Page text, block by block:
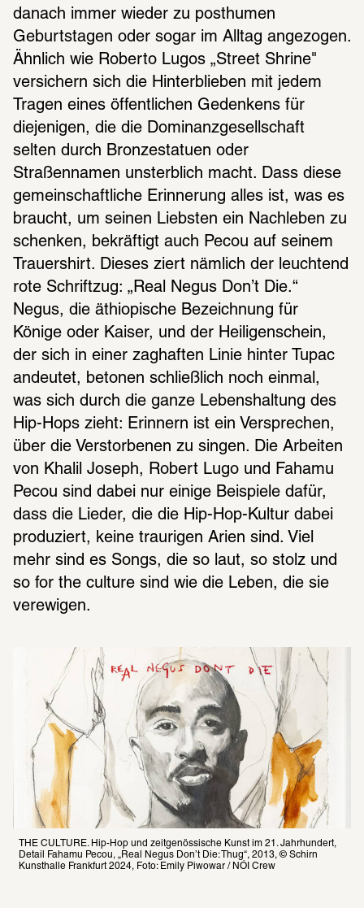
danach immer wieder zu posthumen
Geburtstagen oder sogar im Alltag angezogen.
Ähnlich wie Roberto Lugos „Street Shrine"
versichern sich die Hinterblieben mit jedem
Tragen eines öffentlichen Gedenkens für
diejenigen, die die Dominanzgesellschaft
selten durch Bronzestatuen oder
Straßennamen unsterblich macht. Dass diese
gemeinschaftliche Erinnerung alles ist, was es
braucht, um seinen Liebsten ein Nachleben zu
schenken, bekräftigt auch Pecou auf seinem
Trauershirt. Dieses ziert nämlich der leuchtend
rote Schriftzug: „Real Negus Don’t Die.“
Negus, die äthiopische Bezeichnung für
Könige oder Kaiser, und der Heiligenschein,
der sich in einer zaghaften Linie hinter Tupac
andeutet, betonen schließlich noch einmal,
was sich durch die ganze Lebenshaltung des
Hip-Hops zieht: Erinnern ist ein Versprechen,
über die Verstorbenen zu singen. Die Arbeiten
von Khalil Joseph, Robert Lugo und Fahamu
Pecou sind dabei nur einige Beispiele dafür,
dass die Lieder, die die Hip-Hop-Kultur dabei
produziert, keine traurigen Arien sind. Viel
mehr sind es Songs, die so laut, so stolz und
so for the culture sind wie die Leben, die sie
verewigen.
THE CULTURE. Hip-Hop und zeitgenössische Kunst im 21. Jahrhundert,
Detail Fahamu Pecou, „Real Negus Don’t Die: Thug“, 2013, © Schirn
Kunsthalle Frankfurt 2024, Foto: Emily Piwowar / NÓI Crew